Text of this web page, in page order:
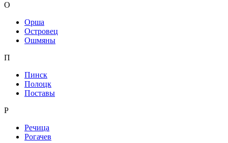
О
Орша
Островец
Ошмяны
П
Пинск
Полоцк
Поставы
Р
Речица
Рогачев